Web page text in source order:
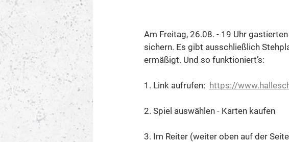
Am Freitag, 26.08. - 19 Uhr
sichern. Es gibt ausschließlich
ermäßigt. Und so funktioniert’s:
1. Link aufrufen: https://
2. Spiel auswählen - Karten kaufen
3. Im Reiter (weiter oben auf der